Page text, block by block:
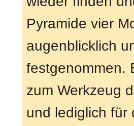
Pyramide vier
augenblicklich
festgenommen.
zum Werkzeug
und lediglich für